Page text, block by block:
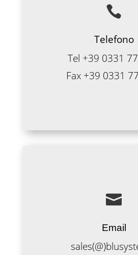

Telefono
Tel +39 0331
Fax +39 0331

Email